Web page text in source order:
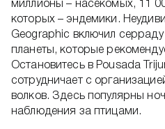
миллионы – насекомых, 11
которых – эндемики.
Geographic включил
планеты, которые
Остановитесь в Pousada
сотрудничает с
волков. Здесь популярны
наблюдения за птицами.